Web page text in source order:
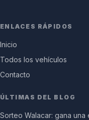
ENLACES RÁPIDOS
Inicio
Todos los vehículos
Contacto
ÚLTIMAS DEL BLOG
Sorteo Walacar: gana